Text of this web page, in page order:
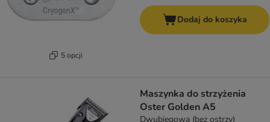
5 opcji
Dodaj do koszyka
Maszynka do strzyżenia
Oster Golden A5
Dwubiegowa (bez ostrzy)